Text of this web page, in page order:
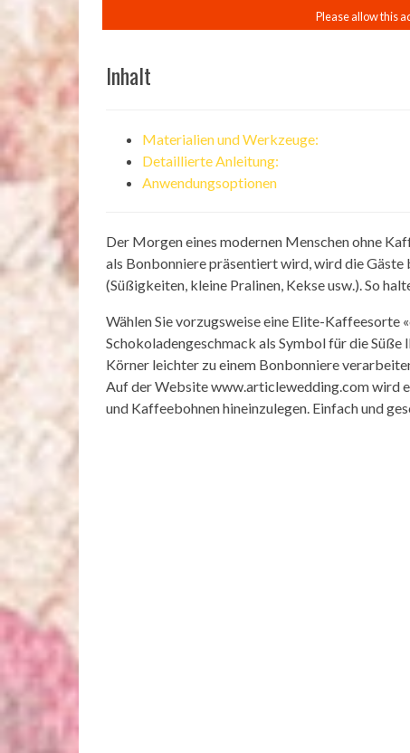
Inhalt
Materialien und Werkzeuge:
Detaillierte Anleitung:
Anwendungsoptionen
Der Morgen eines modernen Menschen ohne
als Bonbonniere präsentiert wird, wird die
(Süßigkeiten, kleine Pralinen, Kekse usw.). So
Wählen Sie vorzugsweise eine Elite-Kaffeesorte
Schokoladengeschmack als Symbol für die
Körner leichter zu einem Bonbonniere
Auf der Website www.articlewedding.com wird
und Kaffeebohnen hineinzulegen. Einfach und